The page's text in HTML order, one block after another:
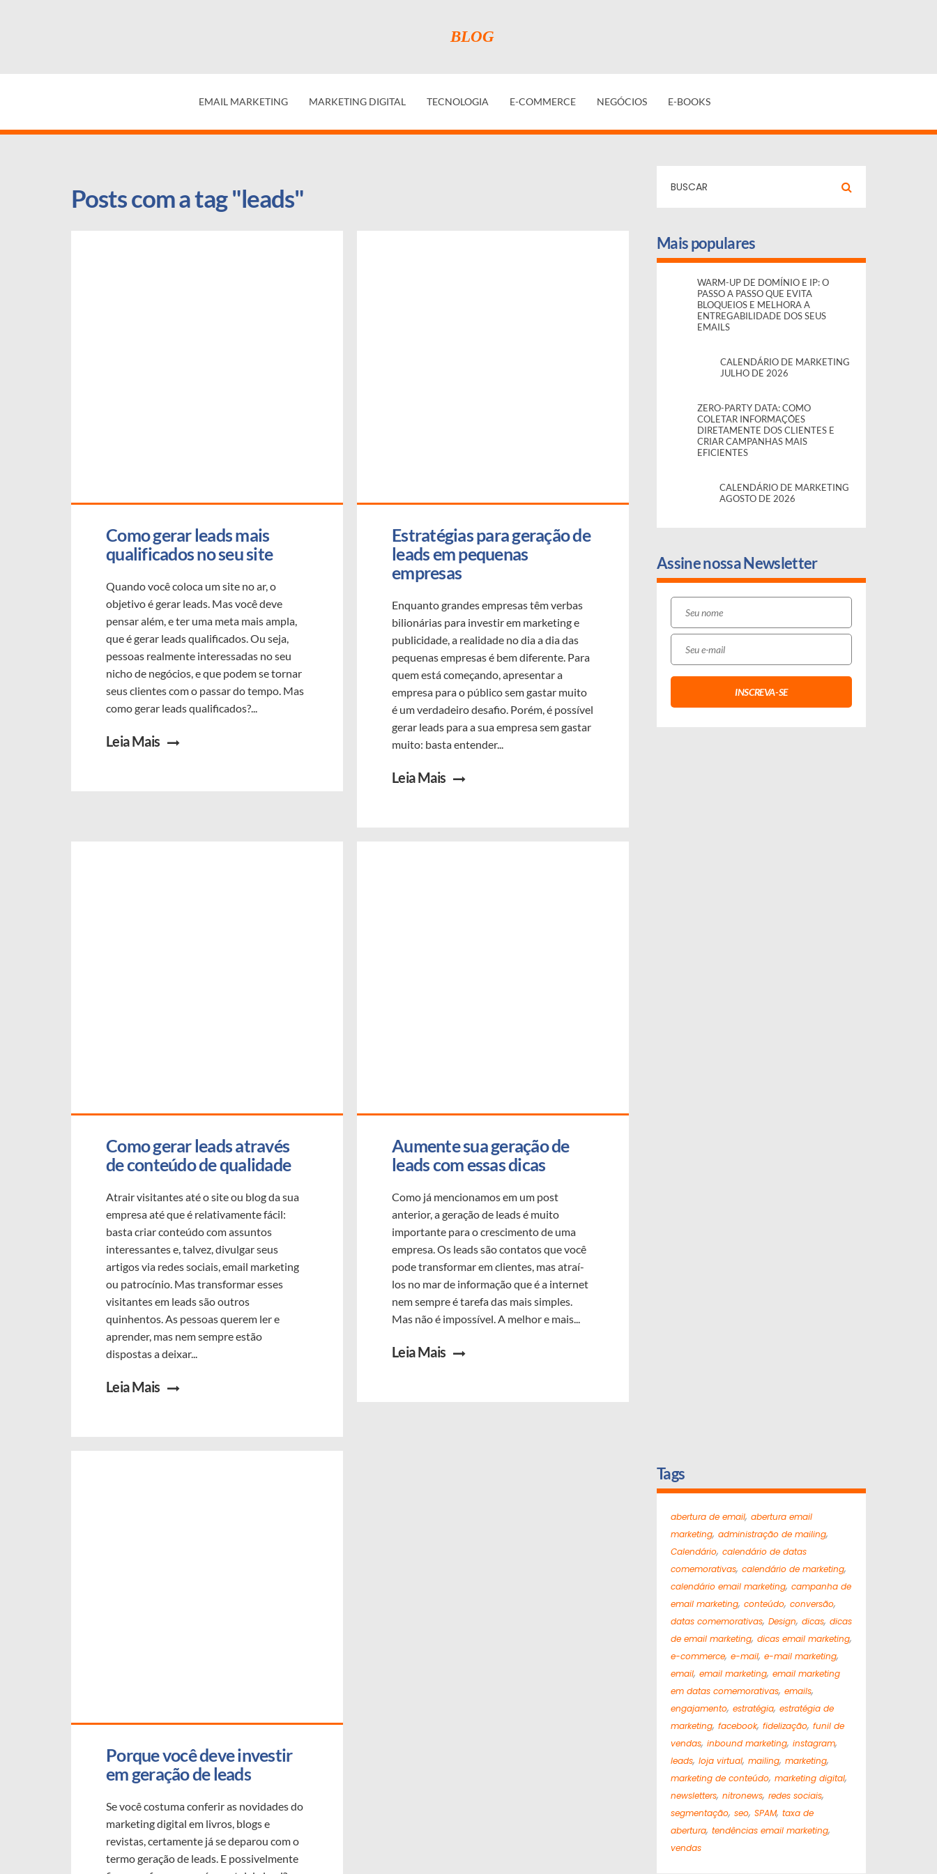
EMAIL MARKETING MARKETING DIGITAL TECNOLOGIA E-COMMERCE NEGÓCIOS E-BOOKS
Posts com a tag "leads"
Como gerar leads mais
qualificados no seu site
Quando você coloca um site no ar, o
objetivo é gerar leads. Mas você deve
pensar além, e ter uma meta mais ampla,
que é gerar leads qualificados. Ou seja,
pessoas realmente interessadas no seu
nicho de negócios, e que podem se tornar
seus clientes com o passar do tempo. Mas
como gerar leads qualificados?...
Leia Mais
Estratégias para geração de
leads em pequenas
empresas
Enquanto grandes empresas têm verbas
bilionárias para investir em marketing e
publicidade, a realidade no dia a dia das
pequenas empresas é bem diferente. Para
quem está começando, apresentar a
empresa para o público sem gastar muito
é um verdadeiro desafio. Porém, é possível
gerar leads para a sua empresa sem gastar
muito: basta entender...
Leia Mais
Como gerar leads através
de conteúdo de qualidade
Atrair visitantes até o site ou blog da sua
empresa até que é relativamente fácil:
basta criar conteúdo com assuntos
interessantes e, talvez, divulgar seus
artigos via redes sociais, email marketing
ou patrocínio. Mas transformar esses
visitantes em leads são outros
quinhentos. As pessoas querem ler e
aprender, mas nem sempre estão
dispostas a deixar...
Leia Mais
Aumente sua geração de
leads com essas dicas
Como já mencionamos em um post
anterior, a geração de leads é muito
importante para o crescimento de uma
empresa. Os leads são contatos que você
pode transformar em clientes, mas atraí-
los no mar de informação que é a internet
nem sempre é tarefa das mais simples.
Mas não é impossível. A melhor e mais...
Leia Mais
Porque você deve investir
em geração de leads
Se você costuma conferir as novidades do
marketing digital em livros, blogs e
revistas, certamente já se deparou com o
termo geração de leads. E possivelmente
Mais populares
WARM-UP DE DOMÍNIO E IP: O
PASSO A PASSO QUE EVITA
BLOQUEIOS E MELHORA A
ENTREGABILIDADE DOS SEUS
EMAILS
CALENDÁRIO DE MARKETING
JULHO DE 2026
ZERO-PARTY DATA: COMO
COLETAR INFORMAÇÕES
DIRETAMENTE DOS CLIENTES E
CRIAR CAMPANHAS MAIS
EFICIENTES
CALENDÁRIO DE MARKETING
AGOSTO DE 2026
Assine nossa Newsletter
Tags
abertura de email, abertura email
marketing, administração de mailing,
Calendário, calendário de datas
comemorativas, calendário de marketing,
calendário email marketing, campanha de
email marketing, conteúdo, conversão,
datas comemorativas, Design, dicas, dicas
de email marketing, dicas email marketing,
e-commerce, e-mail, e-mail marketing,
email, email marketing, email marketing
em datas comemorativas, emails,
engajamento, estratégia, estratégia de
marketing, facebook, fidelização, funil de
vendas, inbound marketing, instagram,
leads, loja virtual, mailing, marketing,
marketing de conteúdo, marketing digital,
newsletters, nitronews, redes sociais,
segmentação, seo, SPAM, taxa de
abertura, tendências email marketing,
vendas